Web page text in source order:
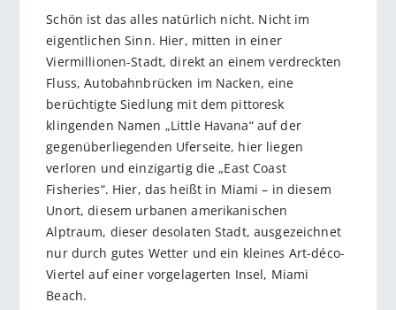
Schön ist das alles natürlich nicht. Nicht im
eigentlichen Sinn. Hier, mitten in einer
Viermillionen-Stadt, direkt an einem verdreckten
Fluss, Autobahnbrücken im Nacken, eine
berüchtigte Siedlung mit dem pittoresk
klingenden Namen „Little Havana“ auf der
gegenüberliegenden Uferseite, hier liegen
verloren und einzigartig die „East Coast
Fisheries“. Hier, das heißt in Miami – in diesem
Unort, diesem urbanen amerikanischen
Alptraum, dieser desolaten Stadt, ausgezeichnet
nur durch gutes Wetter und ein kleines Art-déco-
Viertel auf einer vorgelagerten Insel, Miami
Beach.